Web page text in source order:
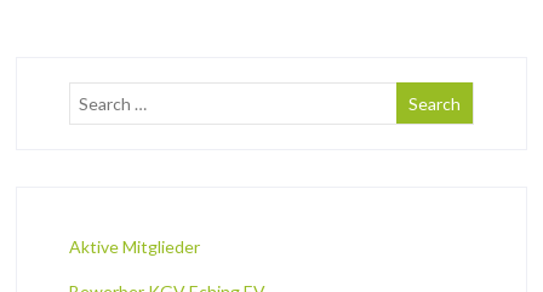
Aktive Mitglieder